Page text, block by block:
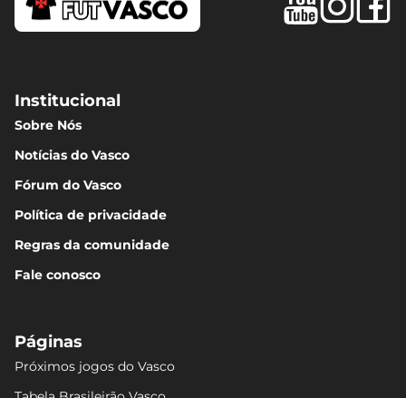
Institucional
Sobre Nós
Notícias do Vasco
Fórum do Vasco
Política de privacidade
Regras da comunidade
Fale conosco
Páginas
Próximos jogos do Vasco